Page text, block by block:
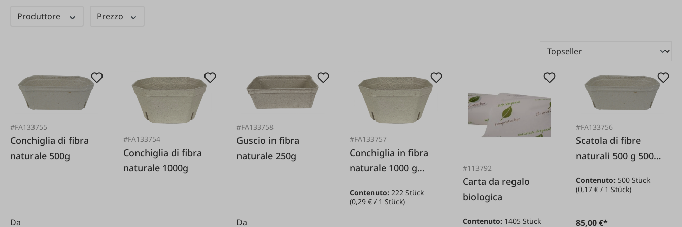
Produttore Prezzo
#FA133755
Conchiglia di fibra
naturale 500g
Da
#FA133754
Conchiglia di fibra
naturale 1000g
#FA133758
Guscio in fibra
naturale 250g
Da
#FA133757
Conchiglia in fibra
naturale 1000 g
Contenuto:222 Stück
(0,29 € / 1 Stück)
#113792
Carta da regalo
biologica
Contenuto: 1405 Stück
#FA133756
Scatola di fibre
naturali 500 g 500
Contenuto: 500 Stück
(0,17 € / 1 Stück)
85,00 €*